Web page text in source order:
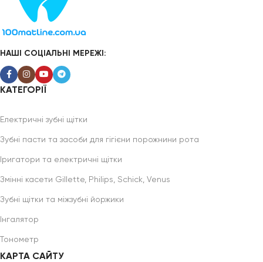
НАШІ СОЦІАЛЬНІ МЕРЕЖІ:
КАТЕГОРІЇ
Електричні зубні щітки
Зубні пасти та засоби для гігієни порожнини рота
Іригатори та електричні щітки
Змінні касети Gillette, Philips, Schick, Venus
Зубні щітки та міжзубні йоржики
Інгалятор
Тонометр
КАРТА САЙТУ